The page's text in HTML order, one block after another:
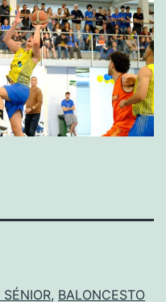
, BALONCESTO